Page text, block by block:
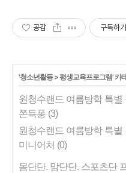
공감 구독하기
'청소년활동>평생교육프로그램' 카
원청수랜드 여름방학 특
쫀득퐁 (3)
원청수랜드 여름방학 특
미니어처 (0)
몸단단. 맘단단. 스포츠단